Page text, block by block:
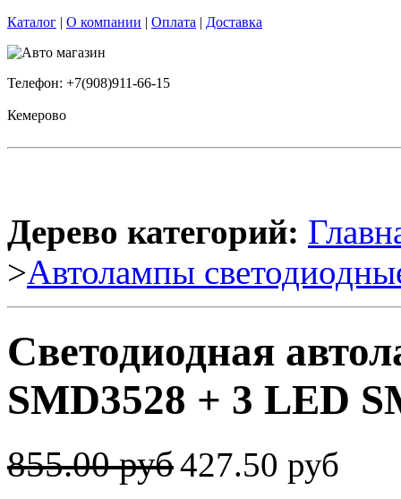
Каталог | О компании | Оплата | Доставка
Телефон: +7(908)911-66-15
Кемерово
Дерево категорий:
>Автолампы
Светодиодная
SMD3528 + 3 LED
855.00 руб427.50 руб